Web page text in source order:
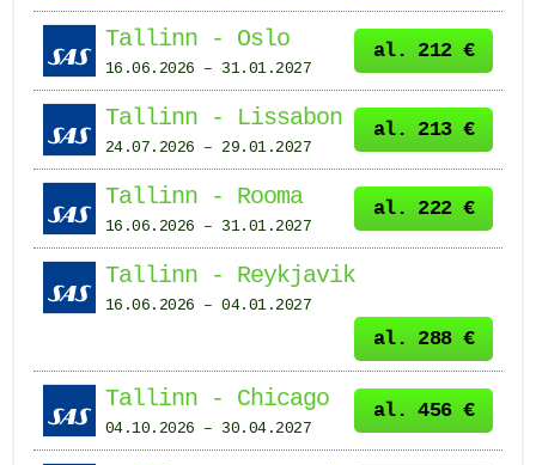
Tallinn - Oslo
16.06.2026 – 31.01.2027
al. 212 €
Tallinn - Lissabon
24.07.2026 – 29.01.2027
al. 213 €
Tallinn - Rooma
16.06.2026 – 31.01.2027
al. 222 €
Tallinn - Reykjavik
16.06.2026 – 04.01.2027
al. 288 €
Tallinn - Chicago
04.10.2026 – 30.04.2027
al. 456 €